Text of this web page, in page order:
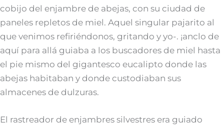
cobijo del enjambre de abejas, con su ciudad de
paneles repletos de miel. Aquel singular pajarito al
que venimos refiriéndonos, gritando y yo-. ¡anclo de
aquí para allá guiaba a los buscadores de miel hasta
el pie mismo del gigantesco eucalipto donde las
abejas habitaban y donde custodiaban sus
almacenes de dulzuras.
El rastreador de enjambres silvestres era guiado